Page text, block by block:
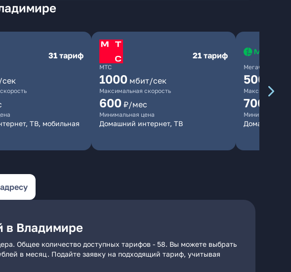
31 тариф
ТВ, мобильная
МТС
21 тариф
1000 мбит/сек
Максимальная скорость
600 ₽/мес
Минимальная цена
Домашний интернет, ТВ
МегаФон
500
Максимальная
700
Минимальная
Домашний
в Владимире
Общее количество доступных тарифов - 58. Вы можете выбрать
в месяц. Подайте заявку на подходящий тариф, учитывая